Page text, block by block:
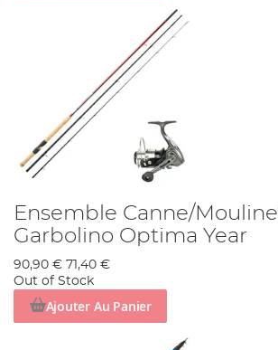
Ensemble Canne/
Garbolino Optima Year
90,90 € 71,40 €
Out of Stock
Ajouter Au Panier